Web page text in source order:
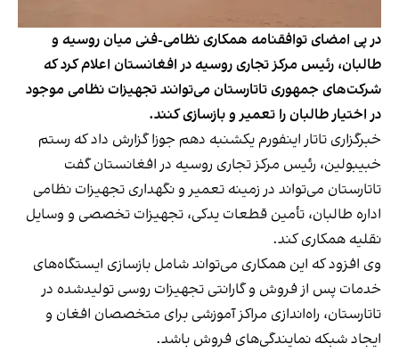
در پی امضای توافقنامه همکاری نظامی-فنی میان روسیه و
طالبان، رئیس مرکز تجاری روسیه در افغانستان اعلام کرد که
شرکت‌های جمهوری تاتارستان می‌توانند تجهیزات نظامی موجود
در اختیار طالبان را تعمیر و بازسازی کنند.
خبرگزاری تاتار اینفورم یکشنبه دهم جوزا گزارش داد که رستم
خبیبولین، رئیس مرکز تجاری روسیه در افغانستان گفت
تاتارستان می‌تواند در زمینه تعمیر و نگهداری تجهیزات نظامی
اداره طالبان، تأمین قطعات یدکی، تجهیزات تخصصی و وسایل
نقلیه همکاری کند.
وی افزود که این همکاری می‌تواند شامل بازسازی ایستگاه‌های
خدمات پس از فروش و گارانتی تجهیزات روسی تولیدشده در
تاتارستان، راه‌اندازی مراکز آموزشی برای متخصصان افغان و
ایجاد شبکه نمایندگی‌های فروش باشد.